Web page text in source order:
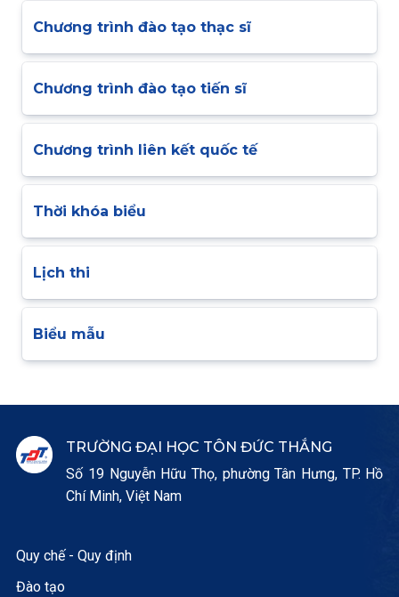
Chương trình đào tạo thạc sĩ
Chương trình đào tạo tiến sĩ
Chương trình liên kết quốc tế
Thời khóa biểu
Lịch thi
Biểu mẫu
TRƯỜNG ĐẠI HỌC TÔN ĐỨC THẮNG
Số 19 Nguyễn Hữu Thọ, phường Tân Hưng, TP. Hồ
Chí Minh, Việt Nam
Quy chế - Quy định
Đào tạo